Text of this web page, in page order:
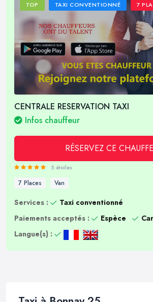
TOP TAXI CONVENTIONNÉ 7
CENTRALE RESERVATION TAXI
Infos chauffeur
RÉSERVEZ CE
5 étoiles
7 Places Van
Services :
Taxi conventionné
Paiements acceptés :
Espèce
Langue(s) :